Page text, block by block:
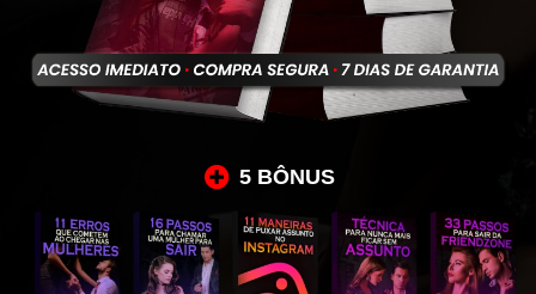
5 BÔNUS